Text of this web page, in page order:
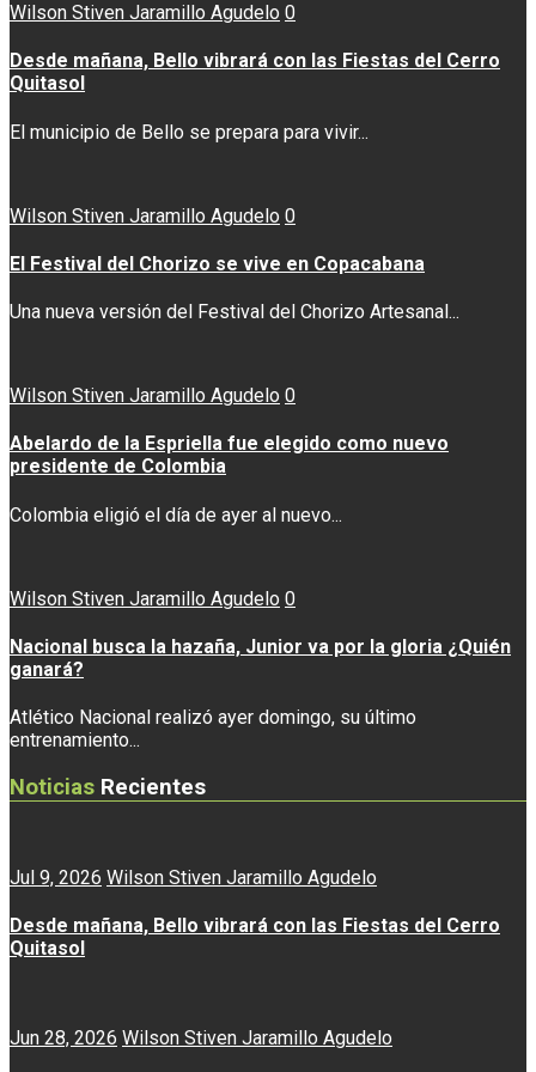
Wilson Stiven Jaramillo Agudelo 0
Desde mañana, Bello vibrará con las Fiestas del Cerro
Quitasol
El municipio de Bello se prepara para vivir...
Wilson Stiven Jaramillo Agudelo 0
El Festival del Chorizo se vive en Copacabana
Una nueva versión del Festival del Chorizo Artesanal...
Wilson Stiven Jaramillo Agudelo 0
Abelardo de la Espriella fue elegido como nuevo
presidente de Colombia
Colombia eligió el día de ayer al nuevo...
Wilson Stiven Jaramillo Agudelo 0
Nacional busca la hazaña, Junior va por la gloria ¿Quién
ganará?
Atlético Nacional realizó ayer domingo, su último
entrenamiento...
Noticias Recientes
Jul 9, 2026 Wilson Stiven Jaramillo Agudelo
Desde mañana, Bello vibrará con las Fiestas del Cerro
Quitasol
Jun 28, 2026 Wilson Stiven Jaramillo Agudelo